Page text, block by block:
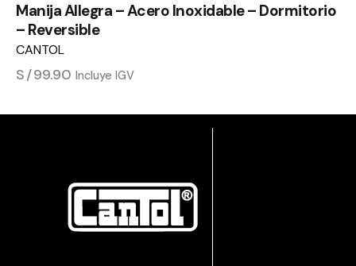
Manija Allegra – Acero Inoxidable – Dormitorio
– Reversible
CANTOL
S/99.90 Incluye IGV